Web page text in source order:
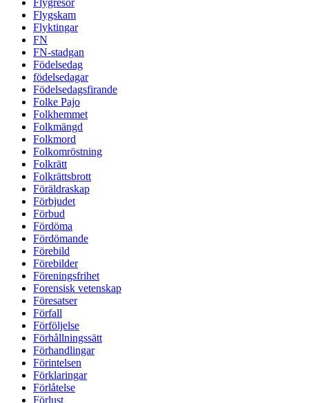
Flygskam
Flyktingar
FN
FN-stadgan
Födelsedag
födelsedagar
Födelsedagsfirande
Folke Pajo
Folkhemmet
Folkmängd
Folkmord
Folkomröstning
Folkrätt
Folkrättsbrott
Föräldraskap
Förbjudet
Förbud
Fördöma
Fördömande
Förebild
Förebilder
Föreningsfrihet
Forensisk vetenskap
Föresatser
Förfall
Förföljelse
Förhållningssätt
Förhandlingar
Förintelsen
Förklaringar
Förlåtelse
Förlust